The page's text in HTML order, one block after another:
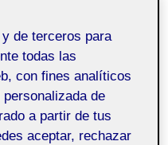
de terceros para
todas las
con fines analíticos
de
a partir de tus
aceptar, rechazar